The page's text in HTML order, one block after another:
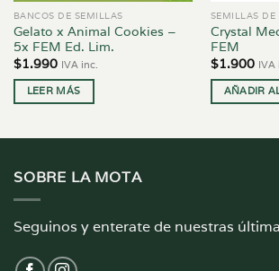
BANCOS DE SEMILLAS
Gelato x Animal Cookies –
5x FEM Ed. Lim.
$1.990 IVA inc.
LEER MÁS
SEMILLAS
Crystal
FEM
$1.900 IVA
AÑADIR
SOBRE LA MOTA
Seguinos y enterate de nuestras